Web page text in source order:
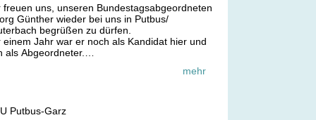
freuen uns, unseren Bundestagsabgeordneten
Günther wieder bei uns in Putbus/
begrüßen zu dürfen.
einem Jahr war er noch als Kandidat hier und
als Abgeordneter.
mit dabei sein.
mehr
Putbus-Garz